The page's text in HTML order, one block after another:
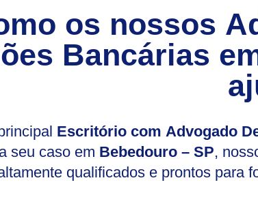
os nossos
Bancárias
Escritório com Advogado
seu caso em Bebedouro – SP,
qualificados e prontos para